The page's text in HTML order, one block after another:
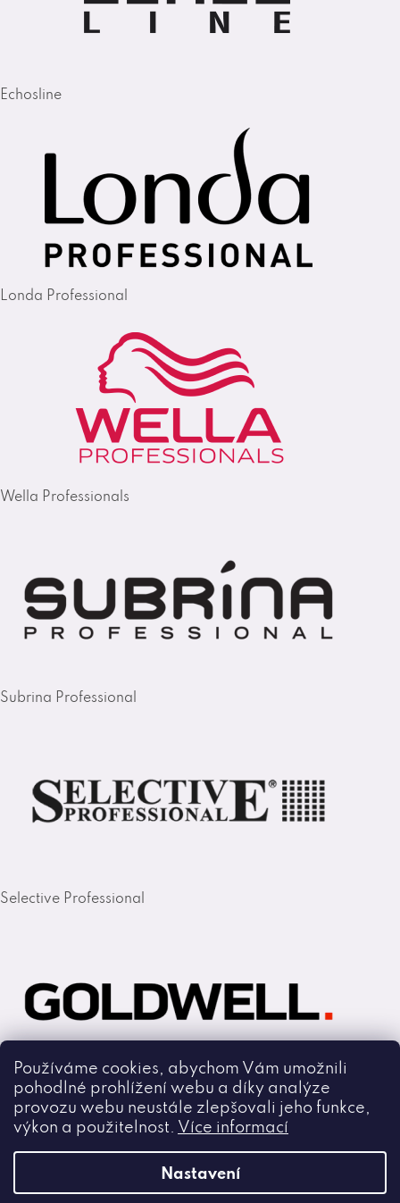
Používáme cookies, abychom Vám umožnili
pohodlné prohlížení webu a díky analýze
provozu webu neustále zlepšovali jeho funkce,
výkon a použitelnost. Více informací
Nastavení
Echosline
Londa Professional
Wella Professionals
Subrina Professional
Selective Professional
Goldwell
Copyright 2026Cmiral.cz
Všechna práva vyhrazena.